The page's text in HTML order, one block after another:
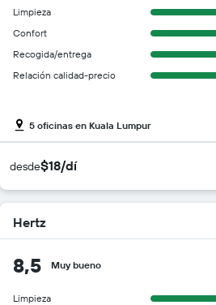
Limpieza
Confort
Recogida/entrega
Relación calidad-precio
5 oficinas en Kuala Lumpur
desde$18/dí
Hertz
8,5 Muy bueno
Limpieza